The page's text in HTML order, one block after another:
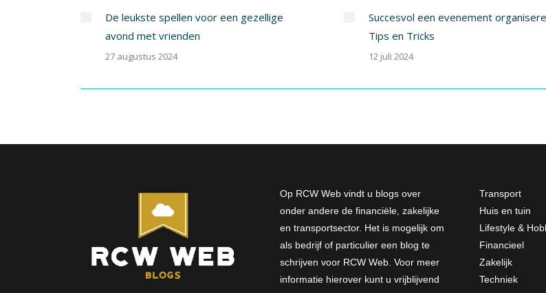
De leukste spellen voor een gezellige
avond met vrienden
27 augustus 2024
Succesvol een evenement
Tips en Tricks
12 juli 2024
Op RCW Web vindt u blogs over
onder andere de financiële, zakelijke
en transportsector. Het is mogelijk om
als bedrijf of particulier een blog te
schrijven voor RCW Web. Voor meer
informatie hierover kunt u vrijblijvend
Transport
Huis en tuin
Lifestyle &
Financieel
Zakelijk
Techniek